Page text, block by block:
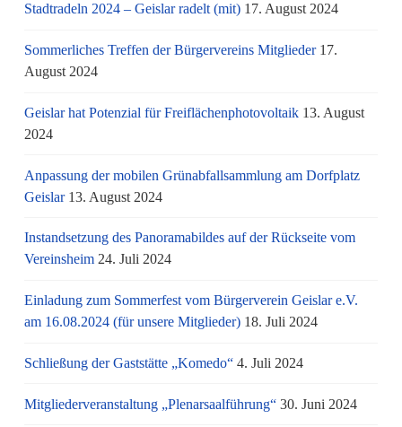
Stadtradeln 2024 – Geislar radelt (mit) 17. August 2024
Sommerliches Treffen der Bürgervereins Mitglieder 17.
August 2024
Geislar hat Potenzial für Freiflächenphotovoltaik 13. August
2024
Anpassung der mobilen Grünabfallsammlung am Dorfplatz
Geislar 13. August 2024
Instandsetzung des Panoramabildes auf der Rückseite vom
Vereinsheim 24. Juli 2024
Einladung zum Sommerfest vom Bürgerverein Geislar e.V.
am 16.08.2024 (für unsere Mitglieder) 18. Juli 2024
Schließung der Gaststätte „Komedo“ 4. Juli 2024
Mitgliederveranstaltung „Plenarsaalführung“ 30. Juni 2024